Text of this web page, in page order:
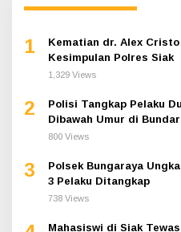
1
Kematian dr. Alex
Kesimpulan Polres Siak
1,329 Views
2
Polisi Tangkap Pelaku
Dibawah Umur di
800 Views
3
Polsek Bungaraya
3 Pelaku Ditangkap
738 Views
Mahasiswi di Siak